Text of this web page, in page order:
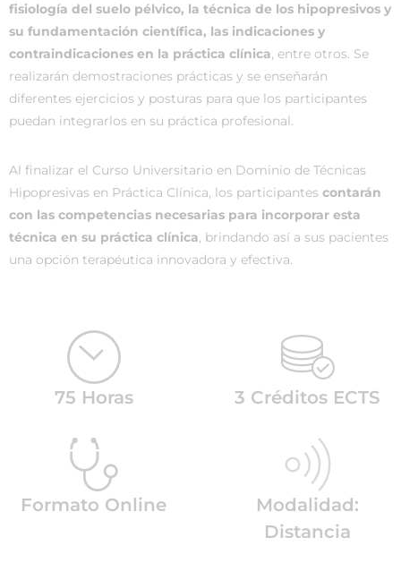
fisiología del suelo pélvico, la técnica de los hipopresivos y
su fundamentación científica, las indicaciones y
contraindicaciones en la práctica clínica, entre otros. Se
realizarán demostraciones prácticas y se enseñarán
diferentes ejercicios y posturas para que los participantes
puedan integrarlos en su práctica profesional.
Al finalizar el Curso Universitario en Dominio de Técnicas
Hipopresivas en Práctica Clínica, los participantes contarán
con las competencias necesarias para incorporar esta
técnica en su práctica clínica, brindando así a sus pacientes
una opción terapéutica innovadora y efectiva.
75 Horas 3 Créditos ECTS
Formato Online
Modalidad:
Distancia